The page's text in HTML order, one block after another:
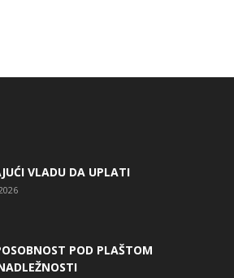
VLADU DA UPLATI
POD PLAŠTOM